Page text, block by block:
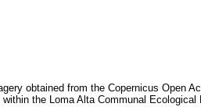
obtained from the Copernicus Open
the Loma Alta Communal Ecological